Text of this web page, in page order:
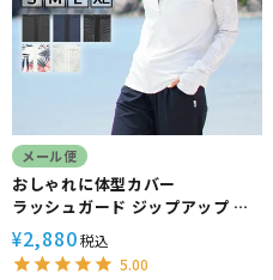
メール便
おしゃれに体型カバー
ラッシュガード ジップアップ レ
ディース フードなし
HeleiWaho ヘレイワホ
UPF50+ UVカット 体型カバー
¥2,880税込
5.00